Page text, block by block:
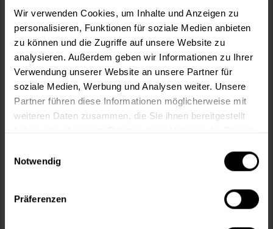
Wir verwenden Cookies, um Inhalte und Anzeigen zu
personalisieren, Funktionen für soziale Medien anbieten
zu können und die Zugriffe auf unsere Website zu
analysieren. Außerdem geben wir Informationen zu Ihrer
Verwendung unserer Website an unsere Partner für
soziale Medien, Werbung und Analysen weiter. Unsere
Partner führen diese Informationen möglicherweise mit
weiteren Daten zusammen, die Sie ihnen bereitgestellt
Notwendig
Präferenzen
In denWarenkorb